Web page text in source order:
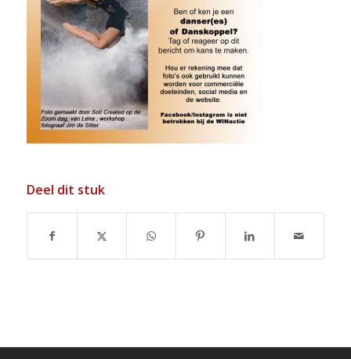
Deel dit stuk